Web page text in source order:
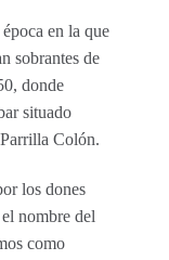
en la que
sobrantes de
donde
situado
Colón.
los dones
nombre del
como